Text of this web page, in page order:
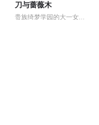
刀与蔷薇木
贵族绮梦学园的大一女...